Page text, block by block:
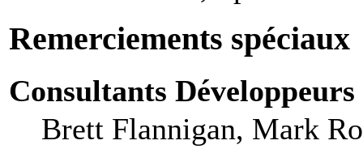
Remerciements spéciaux
Consultants Développeurs
Brett Flannigan, Mark